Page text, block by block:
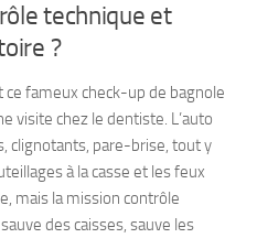
technique et
?
ce fameux check-up de bagnole
visite chez le dentiste. L’auto
clignotants, pare-brise, tout y
à la casse et les feux
mais la mission contrôle
des caisses, sauve les